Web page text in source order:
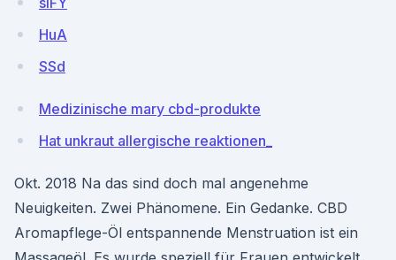
HuA
SSd
Medizinische mary cbd-produkte
Hat unkraut allergische reaktionen_
Okt. 2018 Na das sind doch mal angenehme
Neuigkeiten. Zwei Phänomene. Ein Gedanke. CBD
Aromapflege-Öl entspannende Menstruation ist ein